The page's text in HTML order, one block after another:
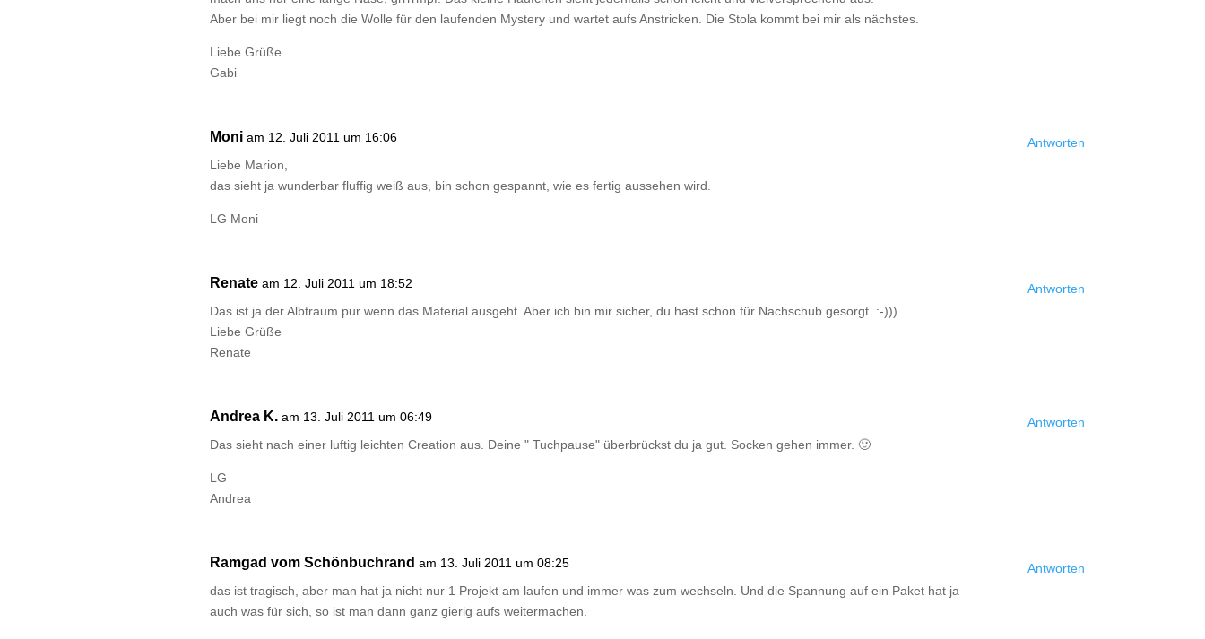
Aber bei mir liegt noch die Wolle für den laufenden Mystery und wartet aufs Anstricken. Die Stola kommt bei mir als nächstes.
Liebe Grüße
Gabi
Moni am 12. Juli 2011 um 16:06
Liebe Marion,
das sieht ja wunderbar fluffig weiß aus, bin schon gespannt, wie es fertig aussehen wird.
LG Moni
Antworten
Renate am 12. Juli 2011 um 18:52
Das ist ja der Albtraum pur wenn das Material ausgeht. Aber ich bin mir sicher, du hast schon für Nachschub gesorgt. :-)))
Liebe Grüße
Renate
Antworten
Andrea K. am 13. Juli 2011 um 06:49
Das sieht nach einer luftig leichten Creation aus. Deine " Tuchpause" überbrückst du ja gut. Socken gehen immer. 🙂
LG
Andrea
Antworten
Ramgad vom Schönbuchrand am 13. Juli 2011 um 08:25
das ist tragisch, aber man hat ja nicht nur 1 Projekt am laufen und immer was zum wechseln. Und die Spannung auf ein Paket hat ja
auch was für sich, so ist man dann ganz gierig aufs weitermachen.
Antworten